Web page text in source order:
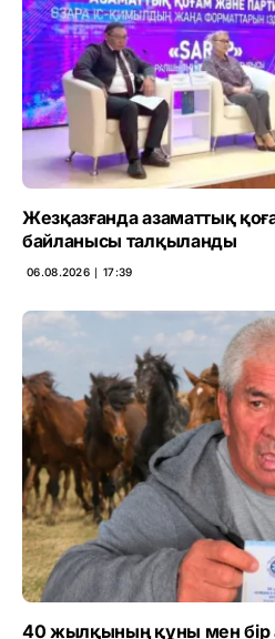
Жезқазғанда азаматтық
байланысы талқыланды
06.08.2026 ∣ 17:39
40 жылқының құны мен бір